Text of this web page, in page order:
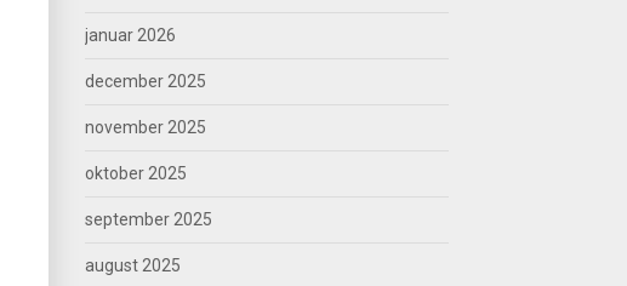
januar 2026
december 2025
november 2025
oktober 2025
september 2025
august 2025